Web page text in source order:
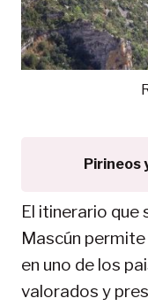
Pirineos
El itinerario que
Mascún
en uno de los
valorados y